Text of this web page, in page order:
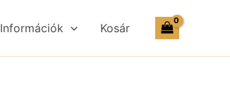
Információk Kosár